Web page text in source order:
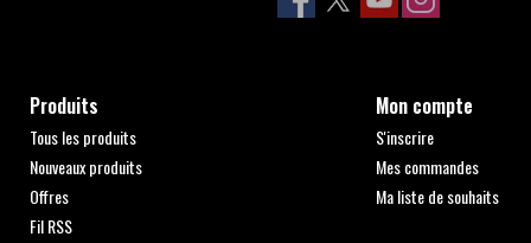
Produits
Tous les produits
Nouveaux produits
Offres
Fil RSS
Mon compte
S'inscrire
Mes commandes
Ma liste de souhaits